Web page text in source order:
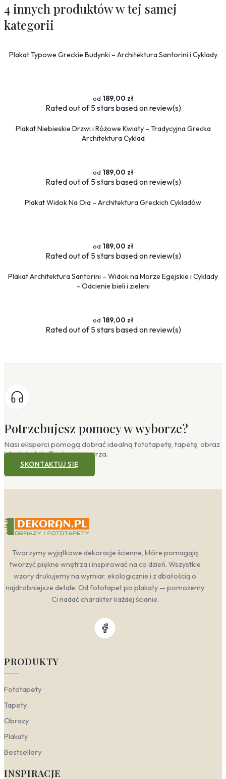
4 innych produktów w tej samej
kategorii
Plakat Typowe Greckie Budynki – Architektura Santorini i Cyklady
189,00 zł
Ratedout of 5 stars based onreview(s)
Plakat Niebieskie Drzwi i Różowe Kwiaty – Tradycyjna Grecka
Architektura Cyklad
189,00 zł
Ratedout of 5 stars based onreview(s)
Plakat Widok Na Oia – Architektura Greckich Cykladów
189,00 zł
Ratedout of 5 stars based onreview(s)
Plakat Architektura Santorini – Widok na Morze Egejskie i Cyklady
– Odcienie bieli i zieleni
189,00 zł
Ratedout of 5 stars based onreview(s)
Potrzebujesz pomocy w wyborze?
Nasi eksperci pomogą dobrać idealną fototapetę, tapetę, obraz
lub plakat do Twojego wnętrza.
SKONTAKTUJ SIĘ
Tworzymy wyjątkowe dekoracje ścienne, które pomagają
tworzyć piękne wnętrza i inspirować na co dzień. Wszystkie
wzory drukujemy na wymiar, ekologicznie i z dbałością o
najdrobniejsze detale. Od fototapet po plakaty — pomożemy
Ci nadać charakter każdej ścianie.
PRODUKTY
Fototapety
Tapety
Obrazy
Plakaty
Bestsellery
INSPIRACJE